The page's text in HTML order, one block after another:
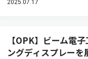
2025.07.17
【OPK】ビーム電
ングディスプレーを